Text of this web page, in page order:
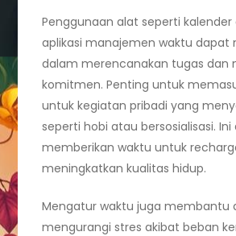
Penggunaan alat seperti
aplikasi manajemen waktu dapat
dalam merencanakan tugas dan
komitmen. Penting untuk
untuk kegiatan pribadi yang
seperti hobi atau bersosialisasi. Ini
memberikan waktu untuk
meningkatkan kualitas hidup.
Mengatur waktu juga membantu
mengurangi stres akibat beban